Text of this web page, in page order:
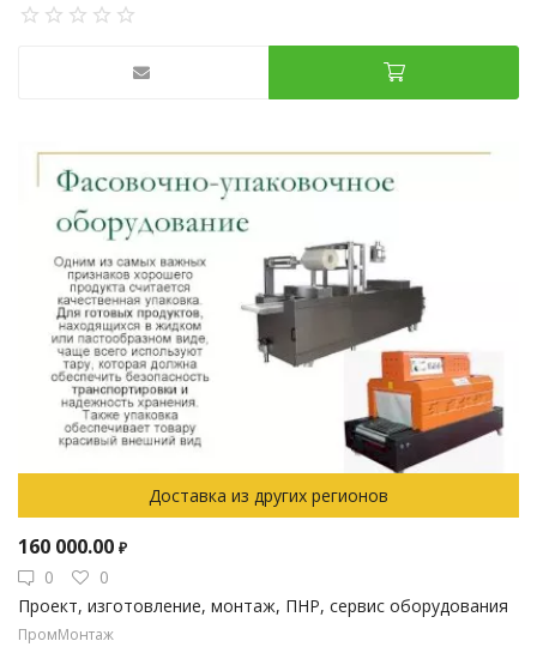
Доставка из других регионов
160 000.00 ₽
0
0
Проект, изготовление, монтаж, ПНР, сервис оборудования
ПромМонтаж